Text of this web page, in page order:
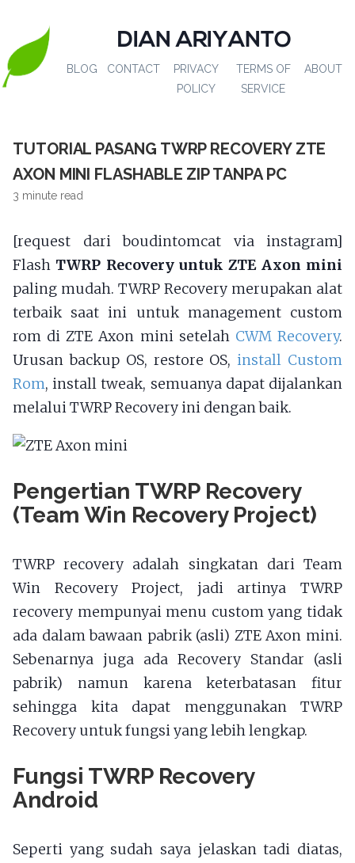
DIAN ARIYANTO
BLOG CONTACT
PRIVACY
POLICY
TERMS OF
SERVICE
ABOUT
TUTORIAL PASANG TWRP RECOVERY ZTE
AXON MINI FLASHABLE ZIP TANPA PC
3 minute read
[request dari boudintomcat via instagram]
Flash TWRP Recovery untuk ZTE Axon mini
paling mudah. TWRP Recovery merupakan alat
terbaik saat ini untuk management custom
rom di ZTE Axon mini setelah CWM Recovery.
Urusan backup OS, restore OS,install Custom
Rom, install tweak, semuanya dapat dijalankan
melalui TWRP Recovery ini dengan baik.
Pengertian TWRP Recovery
(Team Win Recovery Project)
TWRP recovery adalah singkatan dari Team
Win Recovery Project, jadi artinya TWRP
recovery mempunyai menu custom yang tidak
ada dalam bawaan pabrik (asli) ZTE Axon mini.
Sebenarnya juga ada Recovery Standar (asli
pabrik) namun karena keterbatasan fitur
sehingga kita dapat menggunakan TWRP
Recovery untuk fungsi yang lebih lengkap.
Fungsi TWRP Recovery
Android
Seperti yang sudah saya jelaskan tadi diatas,